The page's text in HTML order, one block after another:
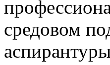
средовом